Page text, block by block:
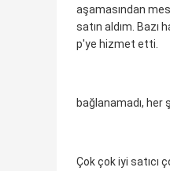
aşamasından
satın aldım. Bazı
p'ye hizmet etti.
bağlanamadı, her
Çok çok iyi satıcı